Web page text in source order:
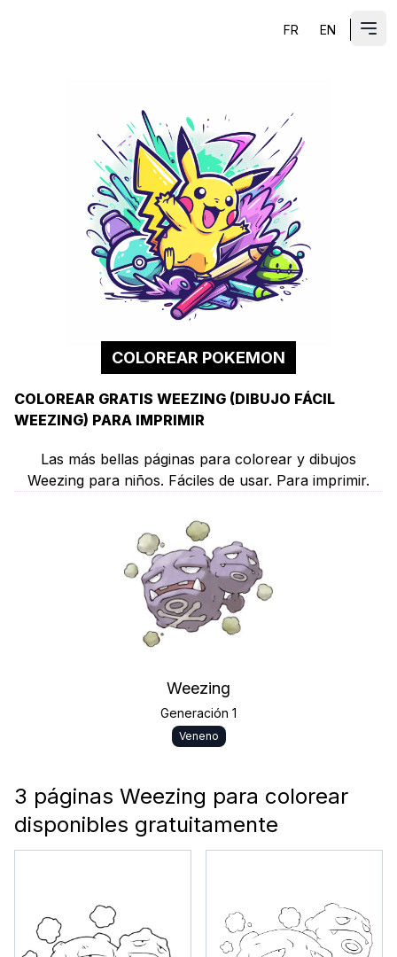
FR EN ES
COLOREAR POKEMON
COLOREAR GRATIS WEEZING (DIBUJO FÁCIL
WEEZING) PARA IMPRIMIR
Las más bellas páginas para colorear y dibujos
Weezing para niños. Fáciles de usar. Para imprimir.
Weezing
Generación 1
Veneno
3 páginas Weezing para colorear
disponibles gratuitamente